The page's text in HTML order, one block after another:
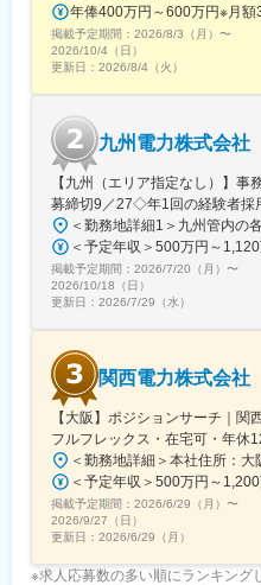
年俸400万円～600万円※月額
掲載予定期間： 2026/8/3（月） 〜
2026/10/4（日）
更新日： 2026/8/4（火）
九州電力株式会社
【九州（エリア指定なし）】
募締切9／27◇年1回の経験者採
掲載予定期間： 2026/7/20（月） 〜
2026/10/18（日）
更新日： 2026/7/29（水）
関西電力株式会社
【大阪】ポジションサーチ｜
フルフレックス・在宅可・年休
掲載予定期間： 2026/6/29（月） 〜
2026/9/27（日）
更新日： 2026/6/29（月）
※求人応募数の多い順にランキング